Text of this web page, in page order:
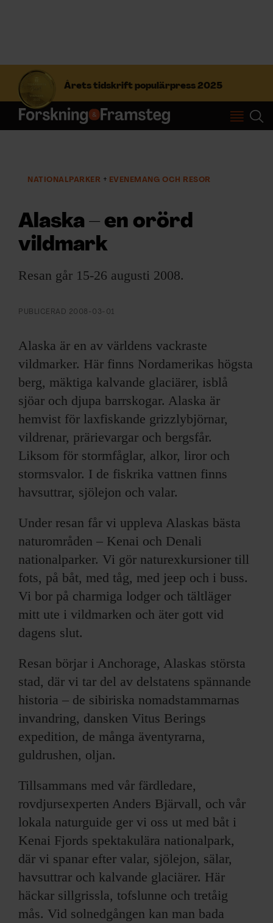
Årets tidskrift populärpress 2025
S
f
t
Prenumerera
NYHETSBREV
ÄMNEN
ARKIV & E-TIDNING
LYSSNA/PODD
EVENEMANG & RESOR
KONTAKTA F&F
SKRIV I F&F
PRENUMERERA PÅ F&F
OM F&F
NATIONALPARKER EVENEMANG OCH RESOR
Alaska – en orörd
vildmark
Resan går 15-26 augusti 2008.
PUBLICERAD 2008-03-01
Alaska är en av världens vackraste
vildmarker. Här finns Nordamerikas högsta
berg, mäktiga kalvande glaciärer, isblå
sjöar och djupa barrskogar. Alaska är
hemvist för laxfiskande grizzlybjörnar,
vildrenar, prärievargar och bergsfår.
Liksom för stormfåglar, alkor, liror och
stormsvalor. I de fiskrika vattnen finns
havsuttrar, sjölejon och valar.
Under resan får vi uppleva Alaskas bästa
naturområden – Kenai och Denali
nationalparker. Vi gör naturexkursioner till
fots, på båt, med tåg, med jeep och i buss.
Vi bor på charmiga lodger och tältläger
mitt ute i vildmarken och äter gott vid
dagens slut.
Resan börjar i Anchorage, Alaskas största
stad, där vi tar del av delstatens spännande
historia – de sibiriska nomadstammarnas
invandring, dansken Vitus Berings
expedition, de många äventyrarna,
guldrushen, oljan.
Tillsammans med vår färdledare,
rovdjursexperten Anders Bjärvall, och vår
lokala naturguide ger vi oss ut med båt i
Kenai Fjords spektakulära nationalpark,
där vi spanar efter valar, sjölejon, sälar,
havsuttrar och kalvande glaciärer. Här
häckar sillgrissla, tofslunne och tretåig
mås. Vid solnedgången kan man bada